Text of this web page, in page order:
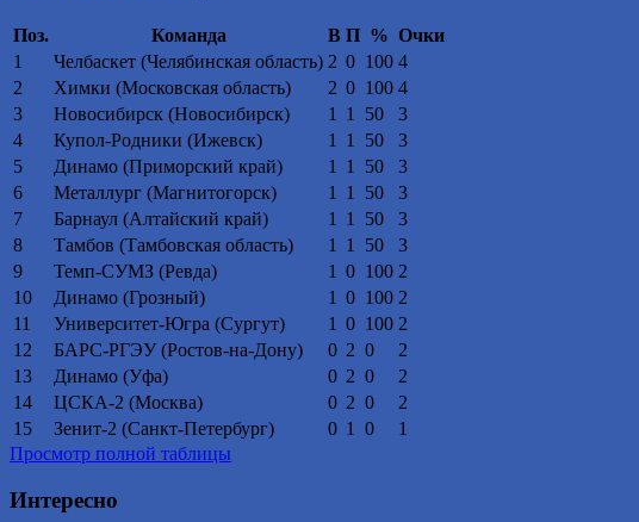
Поз. Команда В П % Очки
1
Челбаскет (Челябинская область) 2 0 100 4
2
Химки (Московская область) 2 0 100 4
3
Новосибирск (Новосибирск) 1 1 50
3
4
Купол-Родники (Ижевск) 1 1 50
3
5
Динамо (Приморский край) 1 1 50
3
6
Металлург (Магнитогорск) 1 1 50
3
7
Барнаул (Алтайский край) 1 1 50
3
8
Тамбов (Тамбовская область) 1 1 50
3
9
Темп-СУМЗ (Ревда) 1 0 100 2
10
Динамо (Грозный) 1 0 100 2
11
Университет-Югра (Сургут) 1 0 100 2
12
БАРС-РГЭУ (Ростов-на-Дону) 0 2 0
2
13
Динамо (Уфа) 0 2 0
2
14
ЦСКА-2 (Москва) 0 2 0
2
15
Зенит-2 (Санкт-Петербург) 0 1 0
1
Просмотр полной таблицы
Интересно